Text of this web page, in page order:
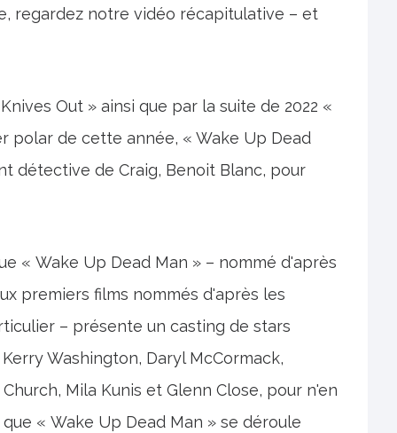
regardez notre vidéo récapitulative – et
Out » ainsi que par la suite de 2022 «
polar de cette année, « Wake Up Dead
détective de Craig, Benoit Blanc, pour
« Wake Up Dead Man » – nommé d'après
premiers films nommés d'après les
– présente un casting de stars
Washington, Daryl McCormack,
Mila Kunis et Glenn Close, pour n'en
« Wake Up Dead Man » se déroule